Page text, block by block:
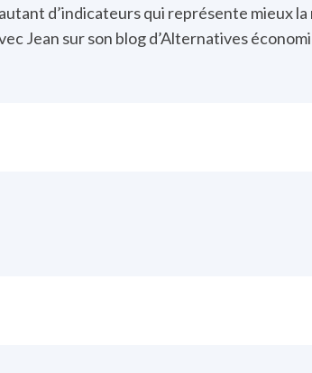
d’indicateurs qui représente mieux
Jean sur son blog d’Alternatives